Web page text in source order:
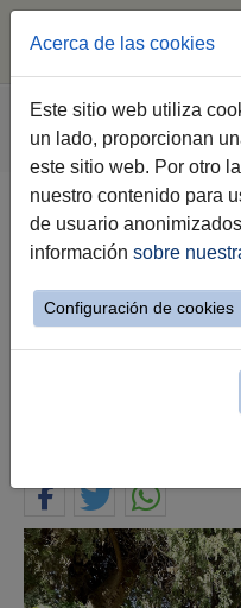
Saltar al contenido principal
Estás aquí:
Jerez.es Webs
Evento simple
El
ascensor del
adjudicar la
en
Acerca de las cookies
Este sitio web utiliza
un lado, proporcionan
este sitio web. Por otro
nuestro contenido para
de usuario
información sobre
Configuración de cookies